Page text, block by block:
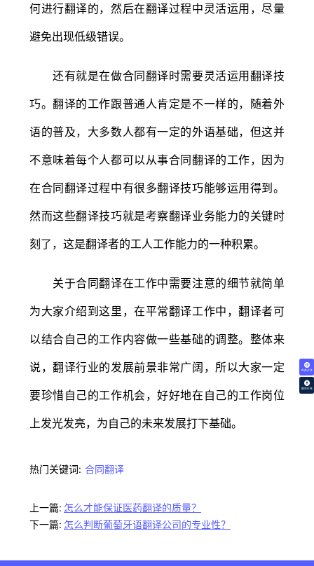
免费试译
翻译价格
何进行翻译的，然后在翻译过程中灵活运用，尽量
避免出现低级错误。
还有就是在做合同翻译时需要灵活运用翻译技
巧。翻译的工作跟普通人肯定是不一样的，随着外
语的普及，大多数人都有一定的外语基础，但这并
不意味着每个人都可以从事合同翻译的工作，因为
在合同翻译过程中有很多翻译技巧能够运用得到。
然而这些翻译技巧就是考察翻译业务能力的关键时
刻了，这是翻译者的工人工作能力的一种积累。
关于合同翻译在工作中需要注意的细节就简单
为大家介绍到这里，在平常翻译工作中，翻译者可
以结合自己的工作内容做一些基础的调整。整体来
说，翻译行业的发展前景非常广阔，所以大家一定
要珍惜自己的工作机会，好好地在自己的工作岗位
上发光发亮，为自己的未来发展打下基础。
热门关键词: 合同翻译
上一篇: 怎么才能保证医药翻译的质量？
下一篇: 怎么判断葡萄牙语翻译公司的专业性？